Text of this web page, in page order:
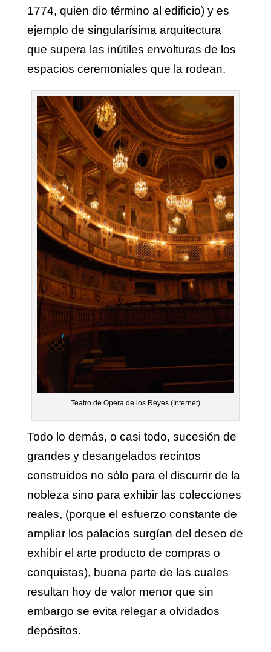
1774, quien dio término al edificio) y es
ejemplo de singularísima arquitectura
que supera las inútiles envolturas de los
espacios ceremoniales que la rodean.
Teatro de Opera de los Reyes (Internet)
Todo lo demás, o casi todo, sucesión de
grandes y desangelados recintos
construidos no sólo para el discurrir de la
nobleza sino para exhibir las colecciones
reales, (porque el esfuerzo constante de
ampliar los palacios surgían del deseo de
exhibir el arte producto de compras o
conquistas), buena parte de las cuales
resultan hoy de valor menor que sin
embargo se evita relegar a olvidados
depósitos.